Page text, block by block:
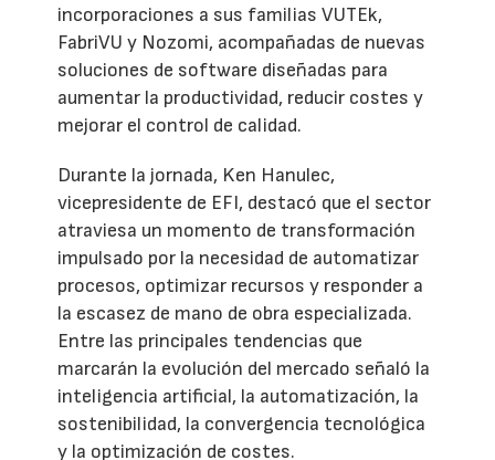
incorporaciones a sus familias VUTEk,
FabriVU y Nozomi, acompañadas de nuevas
soluciones de software diseñadas para
aumentar la productividad, reducir costes y
mejorar el control de calidad.
Durante la jornada, Ken Hanulec,
vicepresidente de EFI, destacó que el sector
atraviesa un momento de transformación
impulsado por la necesidad de automatizar
procesos, optimizar recursos y responder a
la escasez de mano de obra especializada.
Entre las principales tendencias que
marcarán la evolución del mercado señaló la
inteligencia artificial, la automatización, la
sostenibilidad, la convergencia tecnológica
y la optimización de costes.